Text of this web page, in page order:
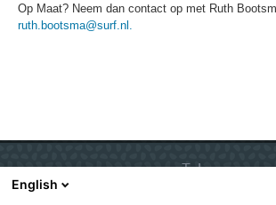
Op Maat? Neem dan contact op met Ruth
ruth.bootsma@surf.nl.
Talen
English